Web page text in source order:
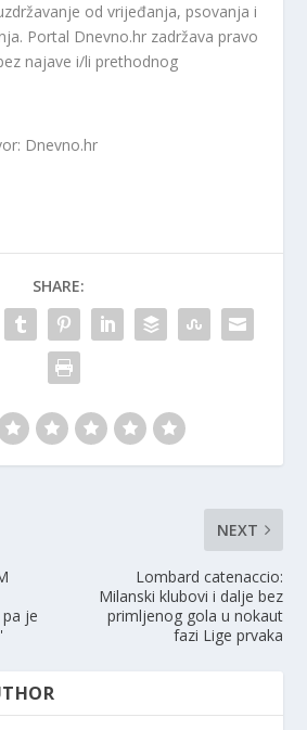
od vrijeđanja, psovanja i
Portal Dnevno.hr zadržava pravo
najave i/li prethodnog
Dnevno.hr
SHARE:
je
NEXT
Lombard catenaccio:
Milanski klubovi i dalje bez
primljenog gola u nokaut
fazi Lige prvaka